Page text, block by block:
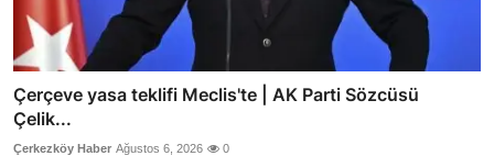
Çerçeve yasa teklifi Meclis'te | AK Parti Sözcüsü
Çelik...
Çerkezköy Haber Ağustos 6, 2026 0